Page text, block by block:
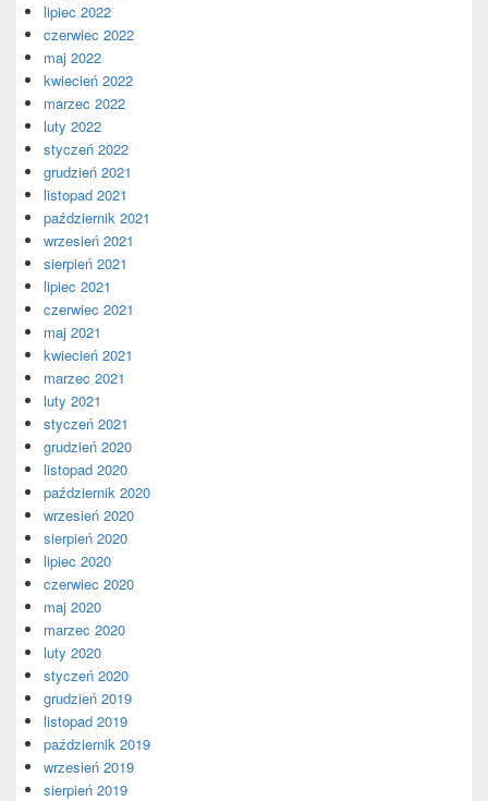
lipiec 2022
czerwiec 2022
maj 2022
kwiecień 2022
marzec 2022
luty 2022
styczeń 2022
grudzień 2021
listopad 2021
październik 2021
wrzesień 2021
sierpień 2021
lipiec 2021
czerwiec 2021
maj 2021
kwiecień 2021
marzec 2021
luty 2021
styczeń 2021
grudzień 2020
listopad 2020
październik 2020
wrzesień 2020
sierpień 2020
lipiec 2020
czerwiec 2020
maj 2020
marzec 2020
luty 2020
styczeń 2020
grudzień 2019
listopad 2019
październik 2019
wrzesień 2019
sierpień 2019